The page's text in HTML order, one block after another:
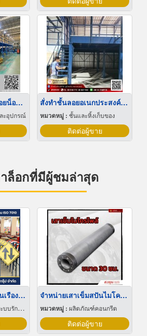
โรงงานรับผลิตชั้นลอยน็อคดาวน์ Mezzanine floor
ะอุปกรณ์
สั่งทำชั้นลอยอเนกประสงค์ ผลิตชั้นลอยน็อคดาวน์
หมวดหมู่ : ชั้นและหิ้งเก็บของ
ติดต่อผู้ขาย
ล็อกที่มีผู้ชมล่าสุด
โรงงานผลิตป้ายเตือนเรืองแสง
ามปลอดภัย
จำหน่ายเสาเข็มสปันไมโครไพล์ ขนาด 30 ซม ราคาถูก
หมวดหมู่ : ผลิตภัณฑ์คอนกรีต
ติดต่อผู้ขาย